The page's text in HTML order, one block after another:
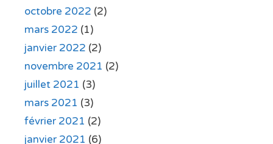
octobre 2022 (2)
mars 2022 (1)
janvier 2022 (2)
novembre 2021 (2)
juillet 2021 (3)
mars 2021 (3)
février 2021 (2)
janvier 2021 (6)